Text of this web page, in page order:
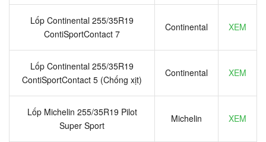
Lốp Continental 255/35R19
ContiSportContact 7
Continental XEM
Lốp Continental 255/35R19
ContiSportContact 5 (Chống xịt)
Continental XEM
Lốp Michelin 255/35R19 Pilot
Super Sport
Michelin XEM